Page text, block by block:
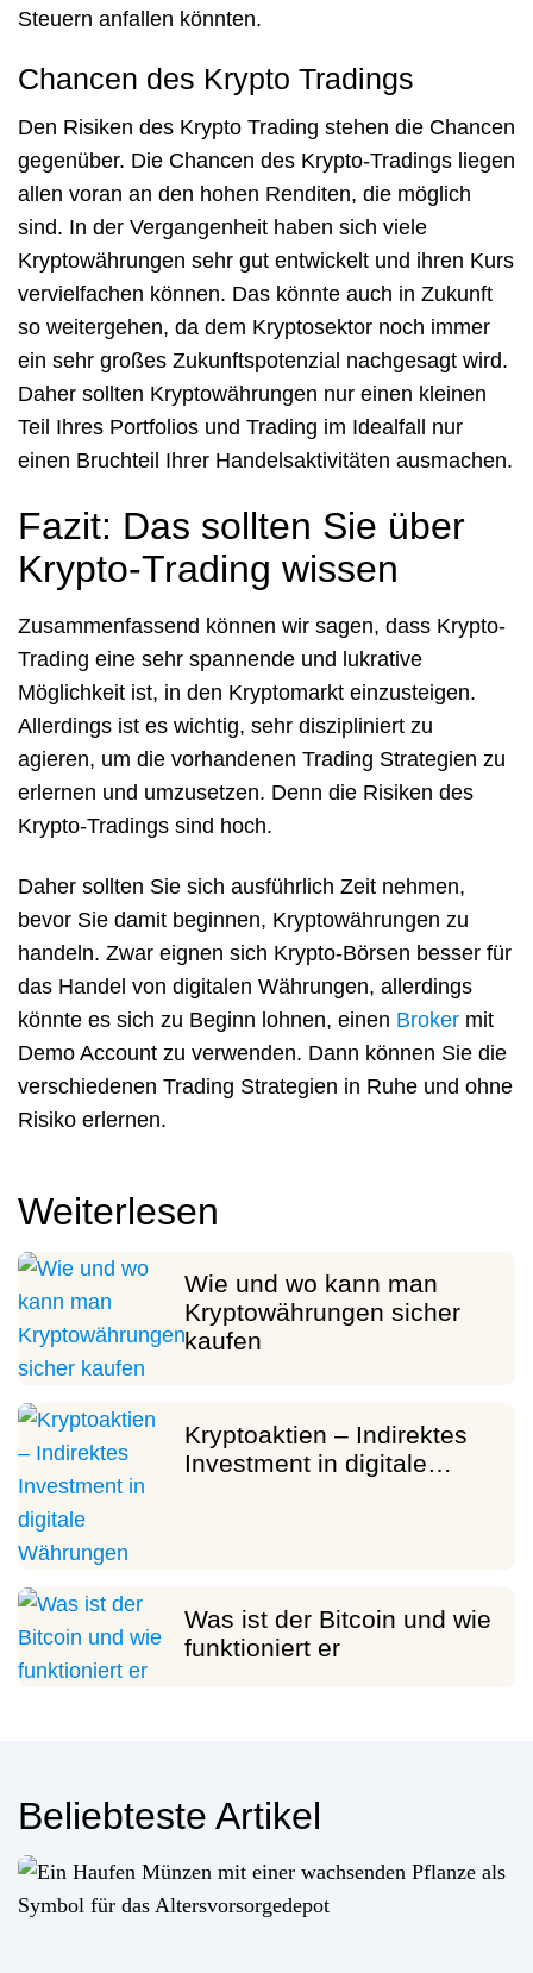
Steuern anfallen könnten.
Chancen des Krypto Tradings
Den Risiken des Krypto Trading stehen die Chancen
gegenüber. Die Chancen des Krypto-Tradings liegen
allen voran an den hohen Renditen, die möglich
sind. In der Vergangenheit haben sich viele
Kryptowährungen sehr gut entwickelt und ihren Kurs
vervielfachen können. Das könnte auch in Zukunft
so weitergehen, da dem Kryptosektor noch immer
ein sehr großes Zukunftspotenzial nachgesagt wird.
Daher sollten Kryptowährungen nur einen kleinen
Teil Ihres Portfolios und Trading im Idealfall nur
einen Bruchteil Ihrer Handelsaktivitäten ausmachen.
Fazit: Das sollten Sie über
Krypto-Trading wissen
Zusammenfassend können wir sagen, dass Krypto-
Trading eine sehr spannende und lukrative
Möglichkeit ist, in den Kryptomarkt einzusteigen.
Allerdings ist es wichtig, sehr diszipliniert zu
agieren, um die vorhandenen Trading Strategien zu
erlernen und umzusetzen. Denn die Risiken des
Krypto-Tradings sind hoch.
Daher sollten Sie sich ausführlich Zeit nehmen,
bevor Sie damit beginnen, Kryptowährungen zu
handeln. Zwar eignen sich Krypto-Börsen besser für
das Handel von digitalen Währungen, allerdings
könnte es sich zu Beginn lohnen, einen Broker mit
Demo Account zu verwenden. Dann können Sie die
verschiedenen Trading Strategien in Ruhe und ohne
Risiko erlernen.
Weiterlesen
Wie und wo kann man
Kryptowährungen sicher
kaufen
Kryptoaktien – Indirektes
Investment in digitale…
Was ist der Bitcoin und wie
funktioniert er
Beliebteste Artikel